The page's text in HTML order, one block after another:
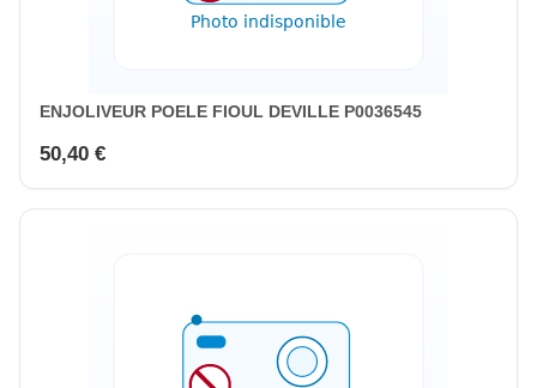
ENJOLIVEUR POELE FIOUL DEVILLE P0036545
50,40 €